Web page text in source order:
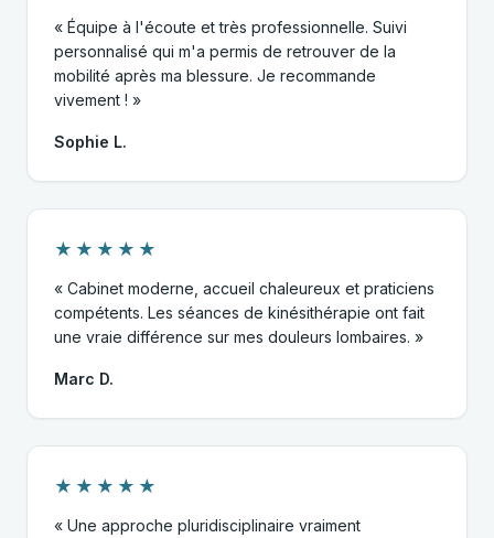
« Équipe à l'écoute et très professionnelle. Suivi
personnalisé qui m'a permis de retrouver de la
mobilité après ma blessure. Je recommande
vivement ! »
Sophie L.
★★★★★
« Cabinet moderne, accueil chaleureux et praticiens
compétents. Les séances de kinésithérapie ont fait
une vraie différence sur mes douleurs lombaires. »
Marc D.
★★★★★
« Une approche pluridisciplinaire vraiment